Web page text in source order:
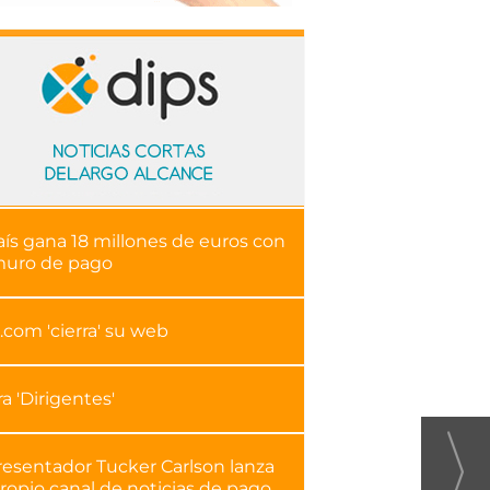
gana 18 millones de euros con
de pago
'cierra' su web
'Dirigentes'
Tucker Carlson lanza